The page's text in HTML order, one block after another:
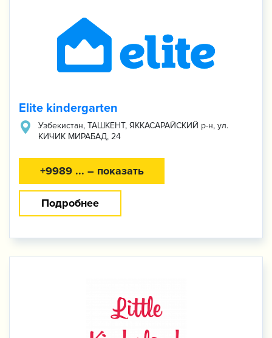
Elite kindergarten
Узбекистан, ТАШКЕНТ, ЯККАСАРАЙСКИЙ р-н, ул.
КИЧИК МИРАБАД, 24
+9989 ... – показать
Подробнее